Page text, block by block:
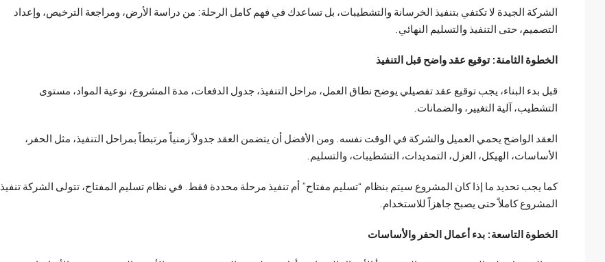
الشركة الجيدة لا تكتفي بتنفيذ الخرسانة والتشطيبات، بل تساعدك في فهم كامل الرحلة: من دراسة الأرض، ومراجعة الترخيص، وإعداد
التصميم، حتى التنفيذ والتسليم النهائي.
الخطوة الثامنة: توقيع عقد واضح قبل التنفيذ
قبل بدء البناء، يجب توقيع عقد تفصيلي يوضح نطاق العمل، مراحل التنفيذ، جدول الدفعات، مدة المشروع، نوعية المواد، مستوى
التشطيب، آلية التغيير، والضمانات.
العقد الواضح يحمي العميل والشركة في الوقت نفسه. ومن الأفضل أن يتضمن العقد جدولاً زمنياً مرتبطاً بمراحل التنفيذ، مثل الحفر،
الأساسات، الهيكل، العزل، التمديدات، التشطيبات، والتسليم.
كما يجب تحديد ما إذا كان المشروع سيتم بنظام “تسليم مفتاح” أم تنفيذ مرحلة محددة فقط. في نظام تسليم المفتاح، تتولى الشركة تنفيذ
المشروع كاملاً حتى يصبح جاهزاً للاستخدام.
الخطوة التاسعة: بدء أعمال الحفر والأساسات